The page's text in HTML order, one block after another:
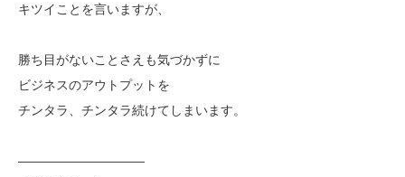
キツイことを言いますが、
勝ち目がないことさえも気づかずに
ビジネスのアウトプットを
チンタラ、チンタラ続けてしまいます。
——————————